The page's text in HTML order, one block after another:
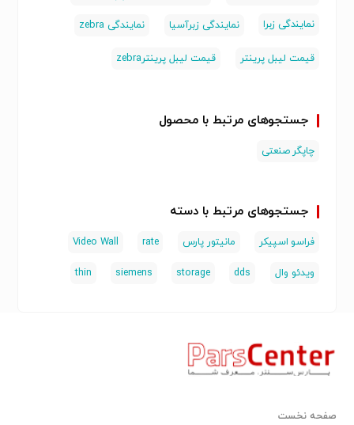
نمایندگی زبرا نمایندگی زبرآسیا نمایندگی zebra
قیمت لیبل پرینتر قیمت لیبل پرینترzebra
جستجوهای مرتبط با محصول
چاپگر صنعتی
جستجوهای مرتبط با دسته
فراسو اسپیکر مانیتور پارس rate
Video Wall
ویدئو وال dds
storage
siemens
thin
صفحه نخست